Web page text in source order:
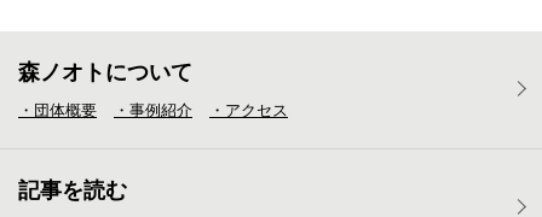
森ノオトについて
・団体概要 ・事例紹介 ・アクセス
記事を読む